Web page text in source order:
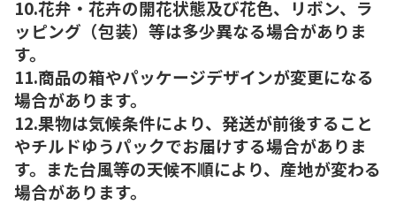
10.花弁・花卉の開花状態及び花色、リボン、ラ
ッピング（包装）等は多少異なる場合がありま
す。
11.商品の箱やパッケージデザインが変更になる
場合があります。
12.果物は気候条件により、発送が前後すること
やチルドゆうパックでお届けする場合がありま
す。また台風等の天候不順により、産地が変わる
場合があります。